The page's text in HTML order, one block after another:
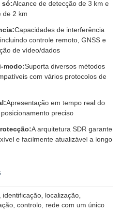
só:Alcance de detecção de 3 km e
de 2 km
Capacidades de interferência
controle remoto, GNSS e
de vídeo/dados
modo:Suporta diversos métodos
com vários protocolos de
Apresentação em tempo real do
preciso
A arquitetura SDR garante
e facilmente atualizável a longo
identificação, localização,
controlo, rede com um único